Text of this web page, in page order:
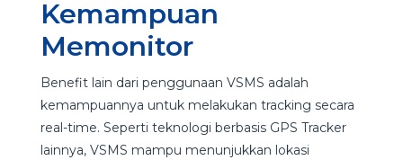
Kemampuan
Memonitor
Benefit lain dari penggunaan VSMS adalah
kemampuannya untuk melakukan tracking secara
real-time. Seperti teknologi berbasis GPS Tracker
lainnya, VSMS mampu menunjukkan lokasi